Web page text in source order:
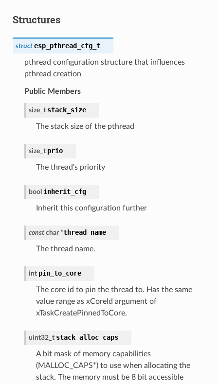
Structures
struct esp_pthread_cfg_t
pthread configuration structure that influences
pthread creation
Public Members
size_t stack_size
The stack size of the pthread
size_t prio
The thread's priority
bool inherit_cfg
Inherit this configuration further
const char *thread_name
The thread name.
int pin_to_core
The core id to pin the thread to. Has the same
value range as xCoreId argument of
xTaskCreatePinnedToCore.
uint32_t stack_alloc_caps
A bit mask of memory capabilities
(MALLOC_CAPS*) to use when allocating the
stack. The memory must be 8 bit accessible